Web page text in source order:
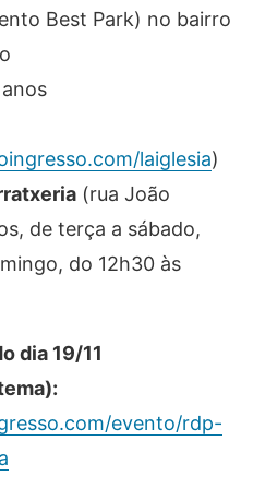
Best Park) no bairro
laiglesia)
(rua João
de terça a sábado,
do 12h30 às
dia 19/11
com/evento/rdp-